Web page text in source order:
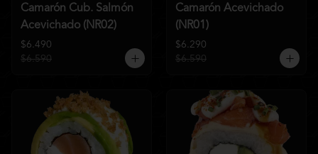
Camarón Cub. Salmón
Acevichado (NR02)
$6.490
$6.590
Camarón Acevichado
(NR01)
$6.290
$6.590